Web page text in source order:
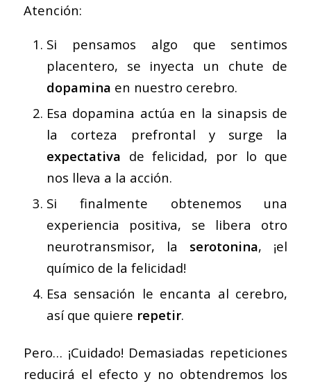
Atención:
Si pensamos algo que sentimos
placentero, se inyecta un chute de
dopamina en nuestro cerebro.
Esa dopamina actúa en la sinapsis de
la corteza prefrontal y surge la
expectativa de felicidad, por lo que
nos lleva a la acción.
Si finalmente obtenemos una
experiencia positiva, se libera otro
neurotransmisor, la serotonina, ¡el
químico de la felicidad!
Esa sensación le encanta al cerebro,
así que quiere repetir.
Pero… ¡Cuidado! Demasiadas repeticiones
reducirá el efecto y no obtendremos los